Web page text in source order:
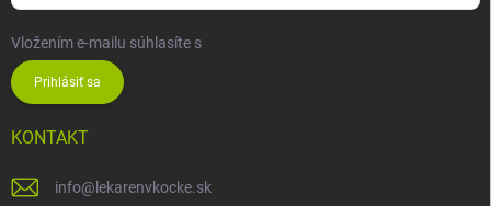
Vložením e-mailu súhlasíte s
Prihlásiť sa
KONTAKT
info@ lekarenvkocke.sk